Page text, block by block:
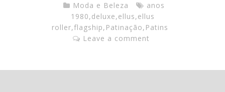
Moda e Beleza
anos
1980,deluxe,ellus,ellus
roller,flagship, Patinação, Patins
Leave a comment